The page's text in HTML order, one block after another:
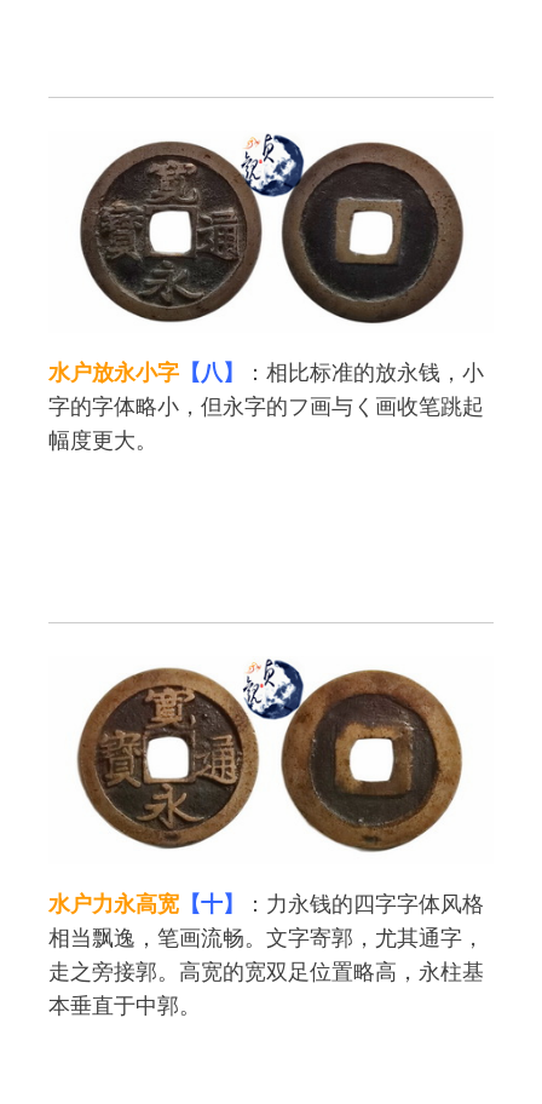
水户放永小字 【八】
：相比标准的放永钱，小
字的字体略小，但永字的フ画与く画收笔跳起
幅度更大。
水户力永高宽 【十】
：力永钱的四字字体风格
相当飘逸，笔画流畅。文字寄郭，尤其通字，
走之旁接郭。高宽的宽双足位置略高，永柱基
本垂直于中郭。